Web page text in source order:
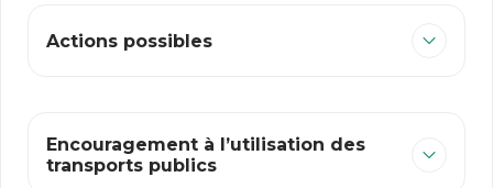
Actions possibles
Encouragement à l’utilisation des
transports publics